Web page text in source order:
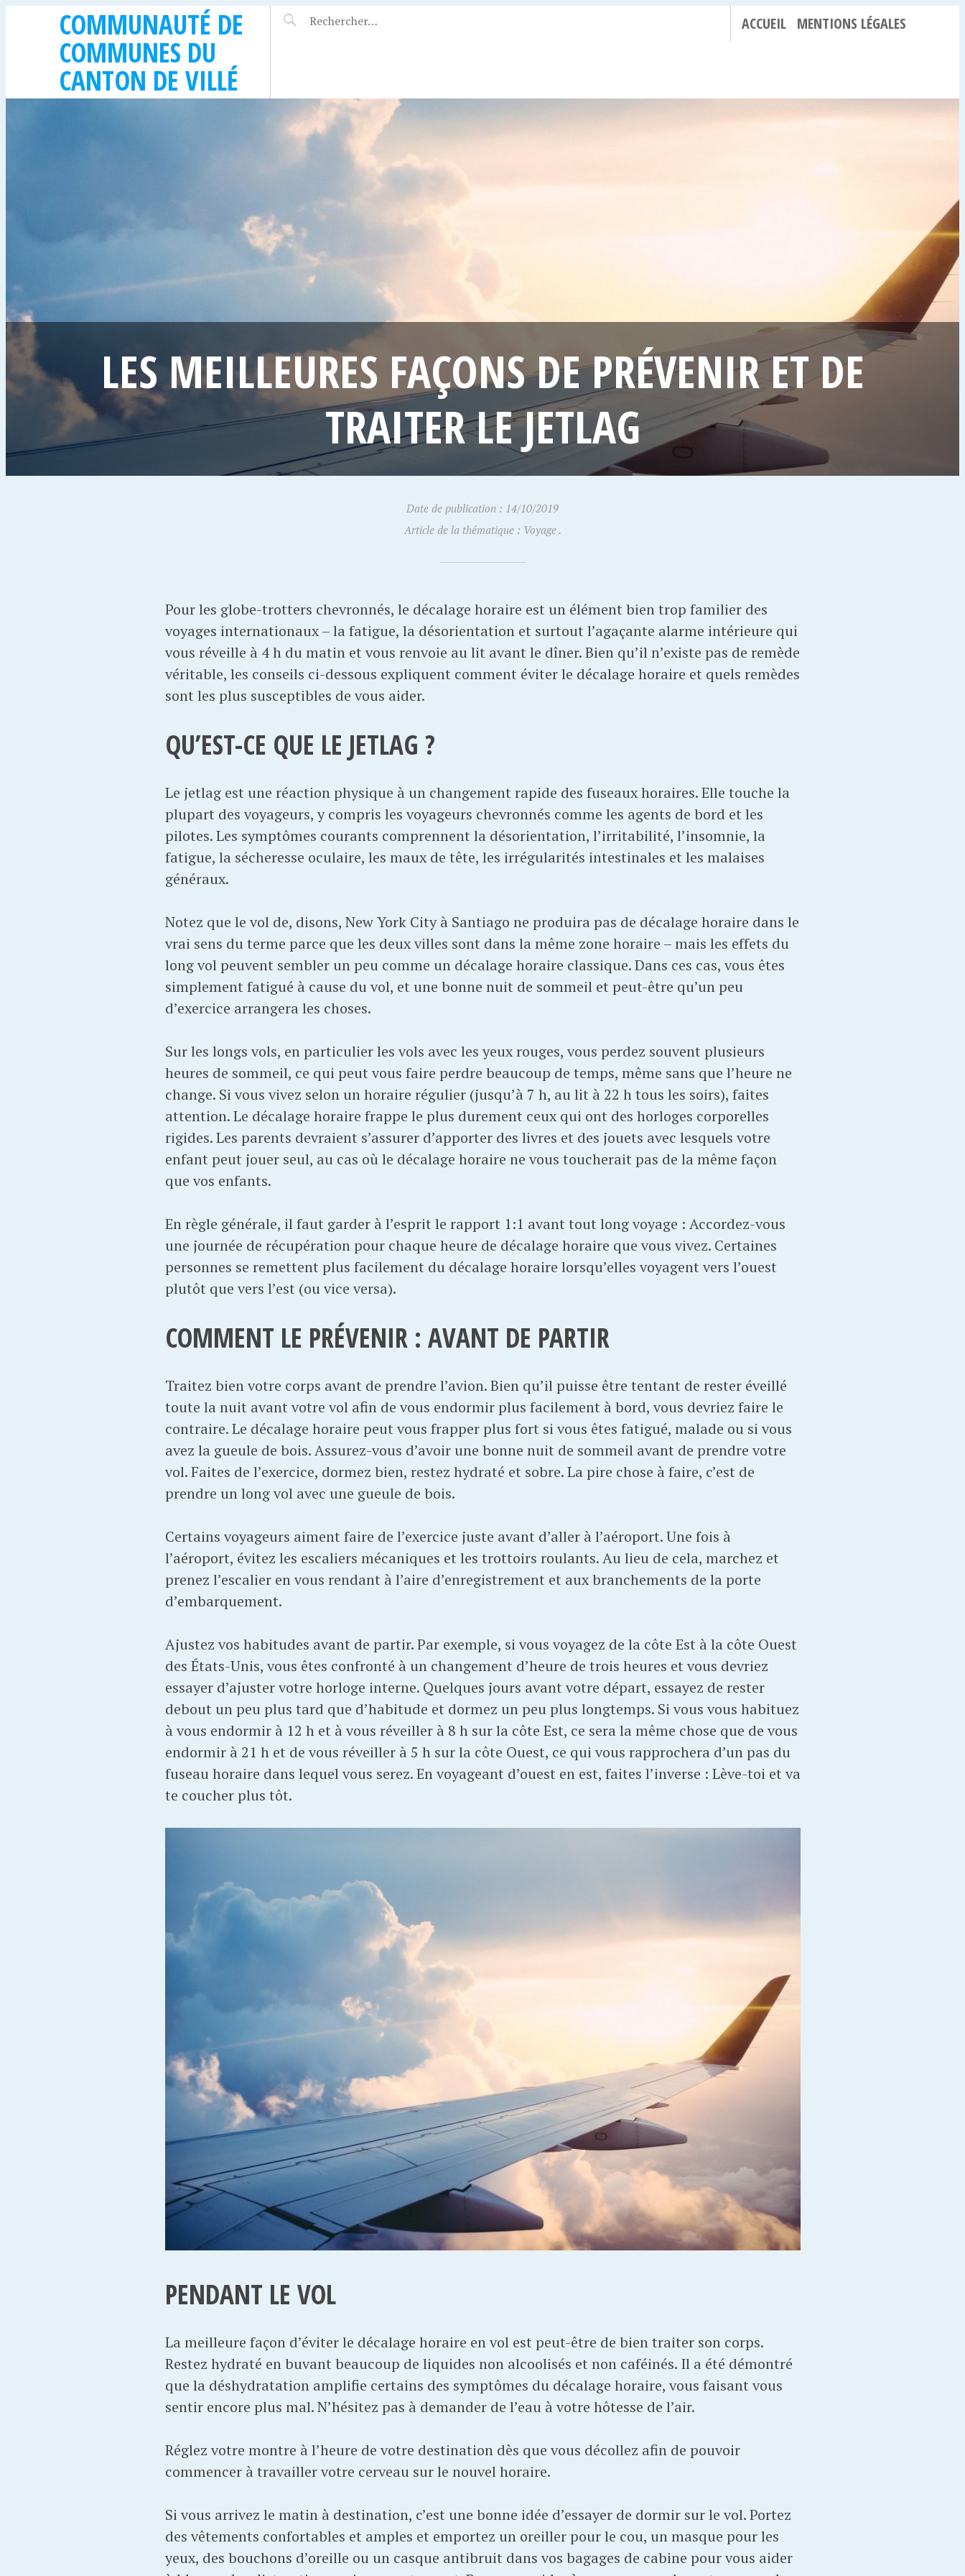
COMMUNAUTÉ DE
COMMUNES DU
CANTON DE VILLÉ
ACCUEIL MENTIONS LÉGALES
LES MEILLEURES FAÇONS DE PRÉVENIR ET DE
TRAITER LE JETLAG
Date de publication : 14/10/2019
Article de la thématique : Voyage .
Pour les globe-trotters chevronnés, le décalage horaire est un élément bien trop familier des
voyages internationaux – la fatigue, la désorientation et surtout l’agaçante alarme intérieure qui
vous réveille à 4 h du matin et vous renvoie au lit avant le dîner. Bien qu’il n’existe pas de remède
véritable, les conseils ci-dessous expliquent comment éviter le décalage horaire et quels remèdes
sont les plus susceptibles de vous aider.
QU’EST-CE QUE LE JETLAG ?
Le jetlag est une réaction physique à un changement rapide des fuseaux horaires. Elle touche la
plupart des voyageurs, y compris les voyageurs chevronnés comme les agents de bord et les
pilotes. Les symptômes courants comprennent la désorientation, l’irritabilité, l’insomnie, la
fatigue, la sécheresse oculaire, les maux de tête, les irrégularités intestinales et les malaises
généraux.
Notez que le vol de, disons, New York City à Santiago ne produira pas de décalage horaire dans le
vrai sens du terme parce que les deux villes sont dans la même zone horaire – mais les effets du
long vol peuvent sembler un peu comme un décalage horaire classique. Dans ces cas, vous êtes
simplement fatigué à cause du vol, et une bonne nuit de sommeil et peut-être qu’un peu
d’exercice arrangera les choses.
Sur les longs vols, en particulier les vols avec les yeux rouges, vous perdez souvent plusieurs
heures de sommeil, ce qui peut vous faire perdre beaucoup de temps, même sans que l’heure ne
change. Si vous vivez selon un horaire régulier (jusqu’à 7 h, au lit à 22 h tous les soirs), faites
attention. Le décalage horaire frappe le plus durement ceux qui ont des horloges corporelles
rigides. Les parents devraient s’assurer d’apporter des livres et des jouets avec lesquels votre
enfant peut jouer seul, au cas où le décalage horaire ne vous toucherait pas de la même façon
que vos enfants.
En règle générale, il faut garder à l’esprit le rapport 1:1 avant tout long voyage : Accordez-vous
une journée de récupération pour chaque heure de décalage horaire que vous vivez. Certaines
personnes se remettent plus facilement du décalage horaire lorsqu’elles voyagent vers l’ouest
plutôt que vers l’est (ou vice versa).
COMMENT LE PRÉVENIR : AVANT DE PARTIR
Traitez bien votre corps avant de prendre l’avion. Bien qu’il puisse être tentant de rester éveillé
toute la nuit avant votre vol afin de vous endormir plus facilement à bord, vous devriez faire le
contraire. Le décalage horaire peut vous frapper plus fort si vous êtes fatigué, malade ou si vous
avez la gueule de bois. Assurez-vous d’avoir une bonne nuit de sommeil avant de prendre votre
vol. Faites de l’exercice, dormez bien, restez hydraté et sobre. La pire chose à faire, c’est de
prendre un long vol avec une gueule de bois.
Certains voyageurs aiment faire de l’exercice juste avant d’aller à l’aéroport. Une fois à
l’aéroport, évitez les escaliers mécaniques et les trottoirs roulants. Au lieu de cela, marchez et
prenez l’escalier en vous rendant à l’aire d’enregistrement et aux branchements de la porte
d’embarquement.
Ajustez vos habitudes avant de partir. Par exemple, si vous voyagez de la côte Est à la côte Ouest
des États-Unis, vous êtes confronté à un changement d’heure de trois heures et vous devriez
essayer d’ajuster votre horloge interne. Quelques jours avant votre départ, essayez de rester
debout un peu plus tard que d’habitude et dormez un peu plus longtemps. Si vous vous habituez
à vous endormir à 12 h et à vous réveiller à 8 h sur la côte Est, ce sera la même chose que de vous
endormir à 21 h et de vous réveiller à 5 h sur la côte Ouest, ce qui vous rapprochera d’un pas du
fuseau horaire dans lequel vous serez. En voyageant d’ouest en est, faites l’inverse : Lève-toi et va
te coucher plus tôt.
PENDANT LE VOL
La meilleure façon d’éviter le décalage horaire en vol est peut-être de bien traiter son corps.
Restez hydraté en buvant beaucoup de liquides non alcoolisés et non caféinés. Il a été démontré
que la déshydratation amplifie certains des symptômes du décalage horaire, vous faisant vous
sentir encore plus mal. N’hésitez pas à demander de l’eau à votre hôtesse de l’air.
Réglez votre montre à l’heure de votre destination dès que vous décollez afin de pouvoir
commencer à travailler votre cerveau sur le nouvel horaire.
Si vous arrivez le matin à destination, c’est une bonne idée d’essayer de dormir sur le vol. Portez
des vêtements confortables et amples et emportez un oreiller pour le cou, un masque pour les
yeux, des bouchons d’oreille ou un casque antibruit dans vos bagages de cabine pour vous aider